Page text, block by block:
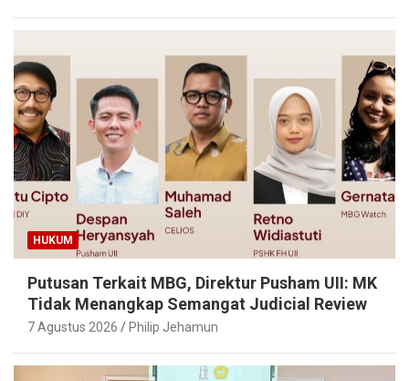
HUKUM
Putusan Terkait MBG, Direktur Pusham UII: MK
Tidak Menangkap Semangat Judicial Review
7 Agustus 2026 Philip Jehamun